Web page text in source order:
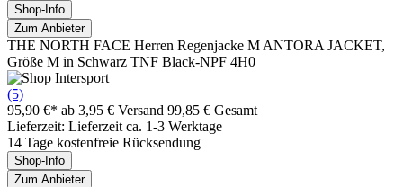
Shop-Info
Zum Anbieter
THE NORTH FACE Herren Regenjacke M ANTORA JACKET,
Größe M in Schwarz TNF Black-NPF 4H0
(5)
95,90 €* ab 3,95 € Versand 99,85 € Gesamt
Lieferzeit: Lieferzeit ca. 1-3 Werktage
14 Tage kostenfreie Rücksendung
Shop-Info
Zum Anbieter